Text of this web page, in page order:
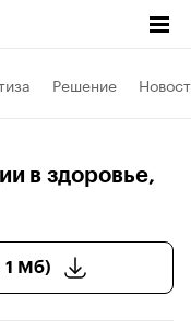
Решение
в здоровье,
1 Мб)